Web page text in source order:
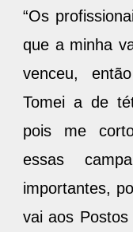
“Os
que a minha
venceu,
Tomei a de
pois me
essas
importantes,
vai aos